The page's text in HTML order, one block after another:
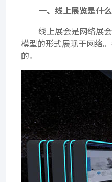
一、线上展览是什
线上展会是网络展
模型的形式展现于网络
的。